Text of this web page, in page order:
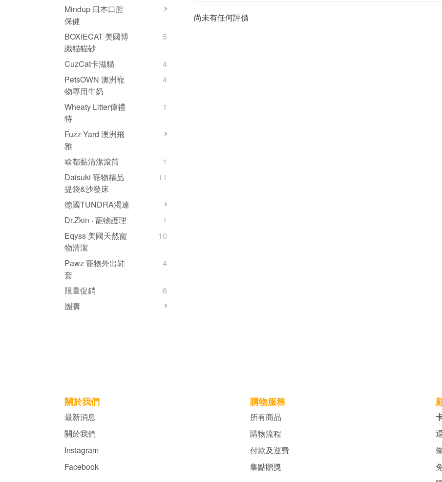
Mindup 日本口腔
保健
BOXIECAT 美國博
識貓貓砂
5
CuzCat卡滋貓
4
PetsOWN 澳洲寵
物專用牛奶
4
Wheaty Litter偉禮
特
1
Fuzz Yard 澳洲飛
雅
啥都黏清潔滾筒
1
Daisuki 寵物精品
提袋&沙發床
11
德國TUNDRA渴達
Dr.Zkin ‧ 寵物護理
1
Eqyss 美國天然寵
物清潔
10
Pawz 寵物外出鞋
套
4
限量促銷
6
團購
尚未有任何評價
關於我們
最新消息
關於我們
Instagram
Facebook
購物服務
所有商品
購物流程
付款及運費
集點贈獎